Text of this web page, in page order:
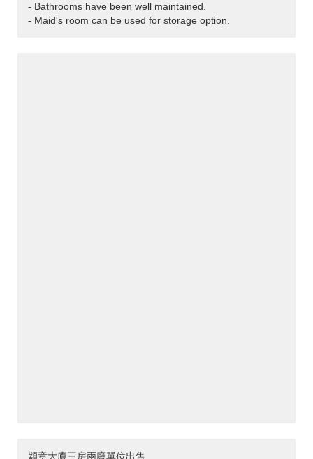
- Bathrooms have been well maintained.
- Maid's room can be used for storage option.
穎章大廈三房兩廳單位出售